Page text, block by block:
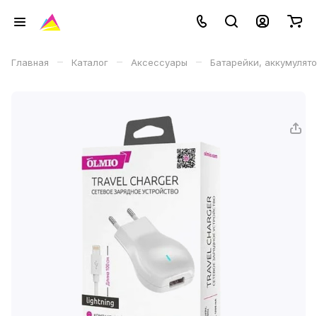
Главная – Каталог – Аксессуары – Батарейки,